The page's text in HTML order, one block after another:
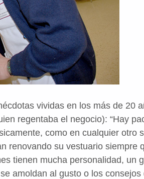
vividas en los más de 20
regentaba el negocio): “Hay
como en cualquier otro
renovando su vestuario siempre
tienen mucha personalidad, un
amoldan al gusto o los